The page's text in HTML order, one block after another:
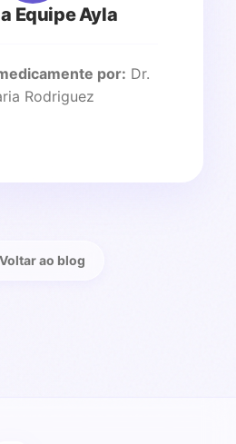
Equipe Ayla
por: Dr.
Rodriguez
Voltar ao blog